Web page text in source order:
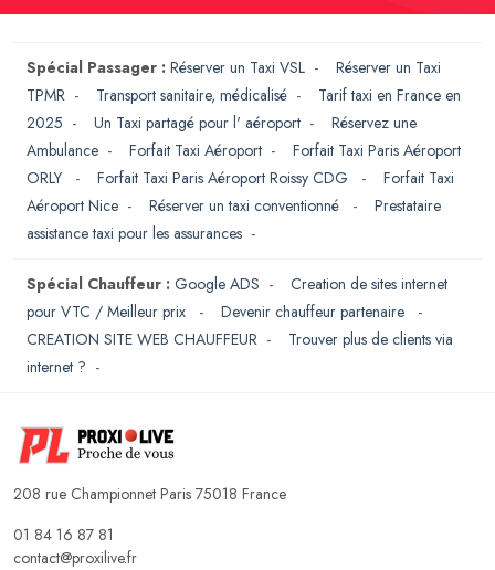
Spécial Passager : Réserver un Taxi VSL - Réserver un Taxi
TPMR - Transport sanitaire, médicalisé - Tarif taxi en France en
2025 - Un Taxi partagé pour l' aéroport - Réservez une
Ambulance - Forfait Taxi Aéroport - Forfait Taxi Paris Aéroport
ORLY
- Forfait Taxi Paris Aéroport Roissy CDG - Forfait Taxi
Aéroport Nice - Réserver un taxi conventionné - Prestataire
assistance taxi pour les assurances -
Spécial Chauffeur : Google ADS - Creation de sites internet
pour VTC / Meilleur prix
- Devenir chauffeur partenaire
-
CREATION SITE WEB CHAUFFEUR - Trouver plus de clients via
internet ? -
208 rue Championnet Paris 75018 France
01 84 16 87 81
contact@proxilive.fr